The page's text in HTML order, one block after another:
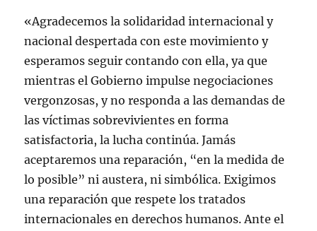
«Agradecemos la solidaridad internacional y
nacional despertada con este movimiento y
esperamos seguir contando con ella, ya que
mientras el Gobierno impulse negociaciones
vergonzosas, y no responda a las demandas de
las víctimas sobrevivientes en forma
satisfactoria, la lucha continúa. Jamás
aceptaremos una reparación, “en la medida de
lo posible” ni austera, ni simbólica. Exigimos
una reparación que respete los tratados
internacionales en derechos humanos. Ante el